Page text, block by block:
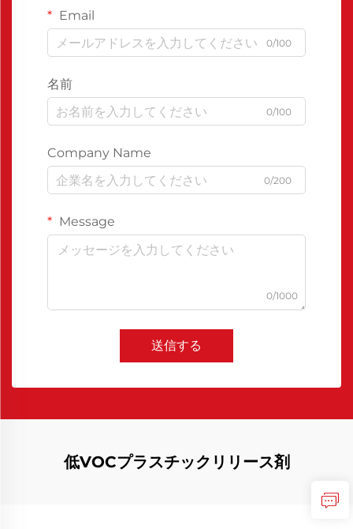
Email
0/100
名前
0/100
Company Name
0/200
Message
0/1000
送信する
低VOCプラスチックリリース剤